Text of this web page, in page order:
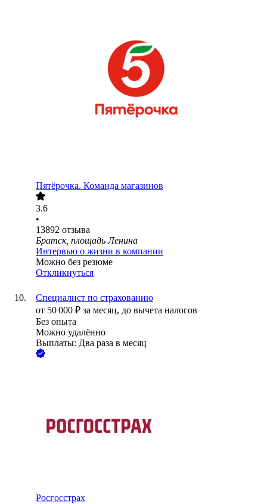
Пятёрочка. Команда магазинов
3.6
•
13892 отзыва
Братск, площадь Ленина
Интервью о жизни в компании
Можно без резюме
Откликнуться
Специалист по страхованию
от 50 000 ₽ за месяц, до вычета налогов
Без опыта
Можно удалённо
Выплаты: Два раза в месяц
Росгосстрах